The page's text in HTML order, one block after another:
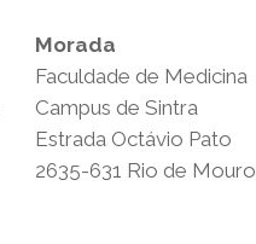
Morada
Faculdade de Medicina
Campus de Sintra
Estrada Octávio Pato
2635-631 Rio de Mouro